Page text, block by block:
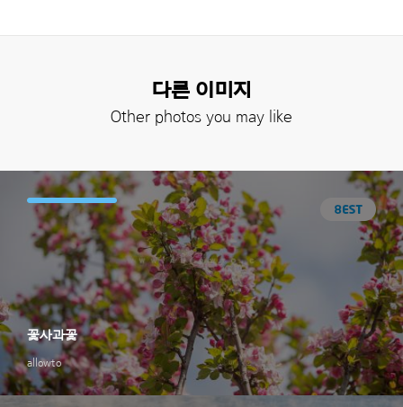
다른 이미지
Other photos you may like
allowto
꽃사과꽃